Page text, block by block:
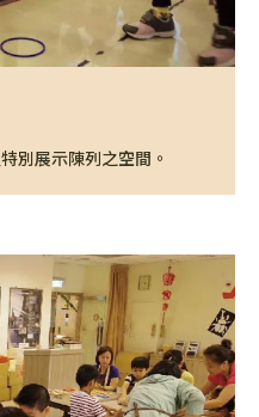
別展示陳列之空間。